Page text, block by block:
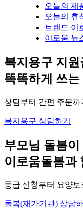
오늘의 제
오늘의 휴
브랜드 이
이로움 뉴
복지용구 지원
똑똑하게 쓰
상담부터 간편 주문까
복지용구 상담하기
부모님 돌봄
이로움돌봄과
등급 신청부터 요양보
돌봄(재가기관) 상담하